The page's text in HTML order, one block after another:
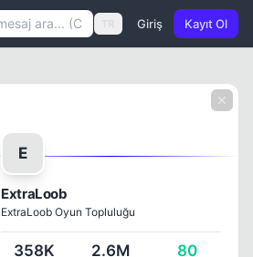
TR Giriş Kayıt Ol
E
ExtraLoob
ExtraLoob Oyun Topluluğu
358K 2.6M 80